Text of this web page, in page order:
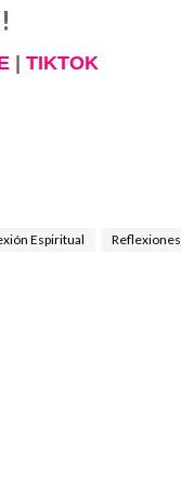
| TIKTOK
Espiritual
Reflexiones